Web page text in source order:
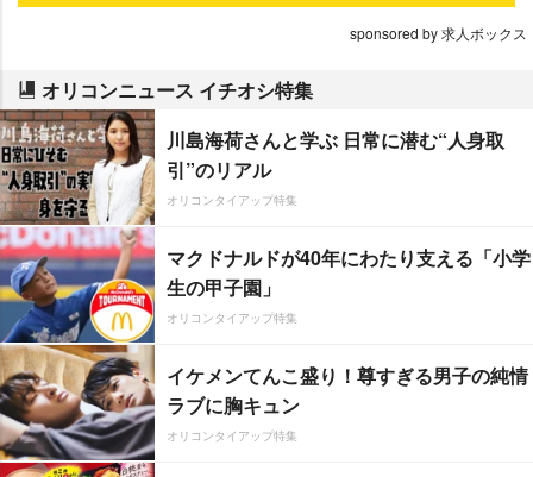
sponsored by 求人ボックス
オリコンニュース イチオシ特集
川島海荷さんと学ぶ 日常に潜む“人身取
引”のリアル
オリコンタイアップ特集
マクドナルドが40年にわたり支える「小学
生の甲子園」
オリコンタイアップ特集
イケメンてんこ盛り！尊すぎる男子の純情
ラブに胸キュン
オリコンタイアップ特集